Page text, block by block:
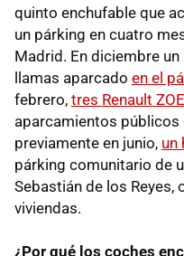
quinto enchufable que
un párking en cuatro
Madrid. En diciembre
llamas aparcado en el
febrero, tres Renault
aparcamientos públicos
previamente en junio, un
párking comunitario de
Sebastián de los
viviendas.
¿Por qué los coches